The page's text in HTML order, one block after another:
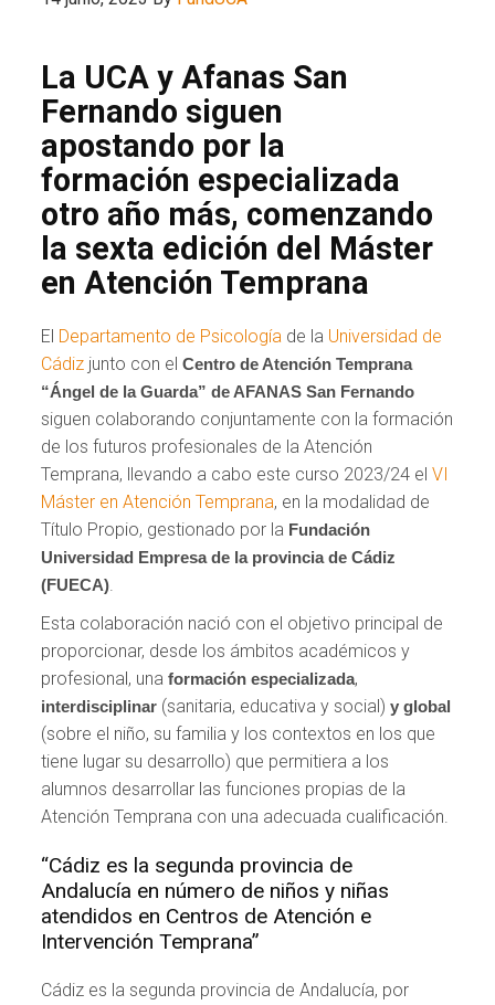
La UCA y Afanas San
Fernando siguen
apostando por la
formación especializada
otro año más, comenzando
la sexta edición del Máster
en Atención Temprana
El Departamento de Psicología de la Universidad de
Cádiz junto con elCentro de Atención Temprana
“Ángel de la Guarda” de AFANAS San Fernando
siguen colaborando conjuntamente con la formación
de los futuros profesionales de la Atención
Temprana, llevando a cabo este curso 2023/24 elVI
Máster en Atención Temprana, en la modalidad de
Título Propio, gestionado por la Fundación
Universidad Empresa de la provincia de Cádiz
(FUECA)
Esta colaboración nació con el objetivo principal de
proporcionar, desde los ámbitos académicos y
profesional, unaformación especializada,
interdisciplinar (sanitaria, educativa y social)y global
(sobre el niño, su familia y los contextos en los que
tiene lugar su desarrollo) que permitiera a los
alumnos desarrollar las funciones propias de la
Atención Temprana con una adecuada cualificación.
“Cádiz es la segunda provincia de
Andalucía en número de niños y niñas
atendidos en Centros de Atención e
Intervención Temprana”
Cádiz es la segunda provincia de Andalucía, por